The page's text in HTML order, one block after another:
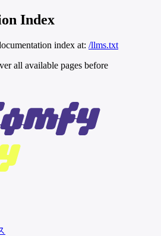
Index
index at: /llms.txt
all available pages before